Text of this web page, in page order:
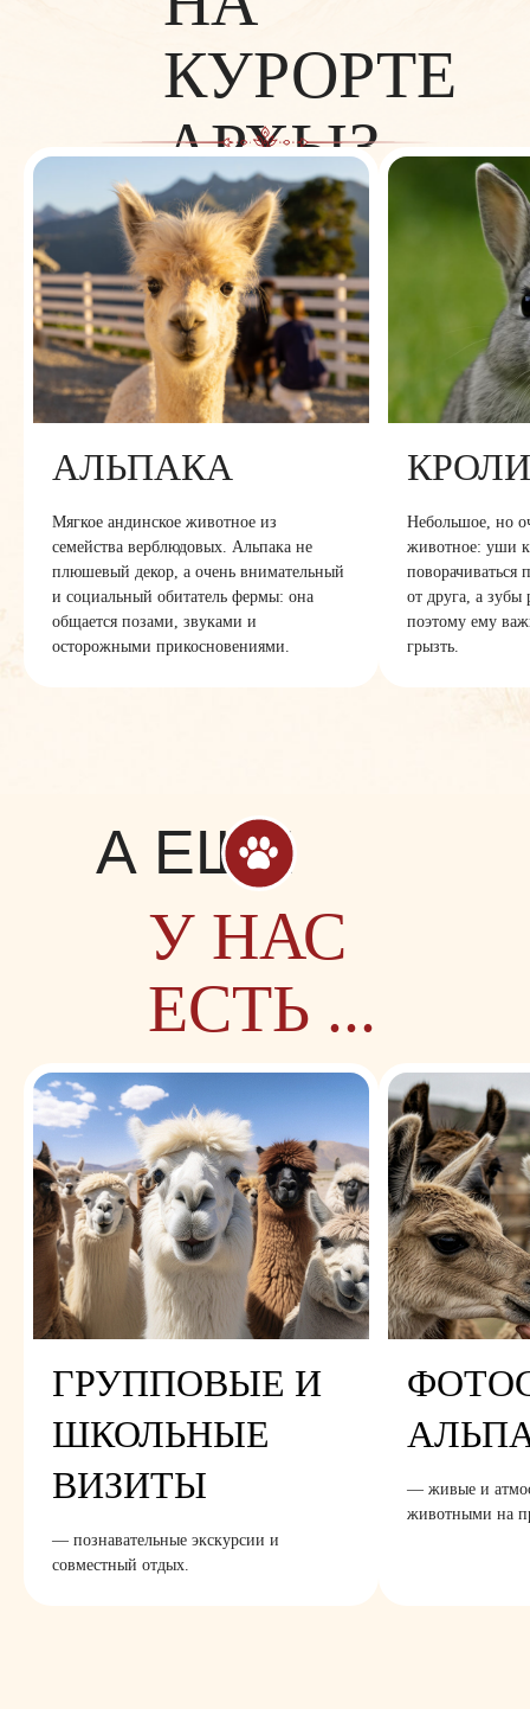
КУРОРТЕ
АРХЫЗ
АЛЬПАКА
Мягкое андинское животное из
семейства верблюдовых. Альпака не
плюшевый декор, а очень внимательный
и социальный обитатель фермы: она
общается позами, звуками и
осторожными прикосновениями.
Небольшое, но
животное: уши
поворачиваться
от друга, а зубы
поэтому ему
грызть.
А ЕЩЕ
У НАС
ЕСТЬ ...
ГРУППОВЫЕ И
ШКОЛЬНЫЕ
ВИЗИТЫ
— познавательные экскурсии и
совместный отдых.
— живые и
животными на